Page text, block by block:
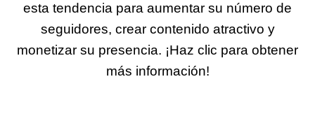
esta tendencia para aumentar su número de
seguidores, crear contenido atractivo y
monetizar su presencia. ¡Haz clic para obtener
más información!